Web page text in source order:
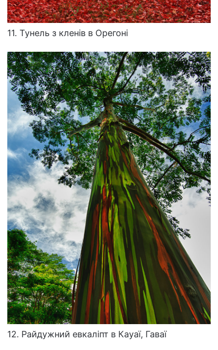
11. Тунель з кленів в Орегоні
12. Райдужний евкаліпт в Кауаї, Гаваї